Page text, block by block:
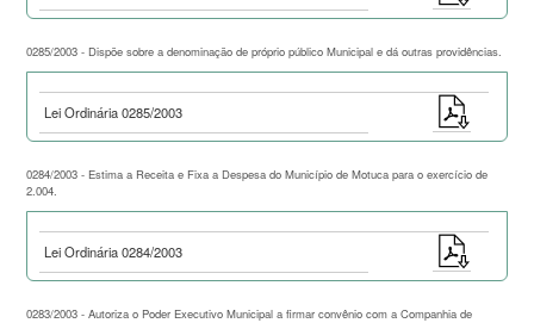
0285/2003 - Dispõe sobre a denominação de próprio público Municipal e dá outras providências.
Lei Ordinária 0285/2003
0284/2003 - Estima a Receita e Fixa a Despesa do Município de Motuca para o exercício de
2.004.
Lei Ordinária 0284/2003
0283/2003 - Autoriza o Poder Executivo Municipal a firmar convênio com a Companhia de